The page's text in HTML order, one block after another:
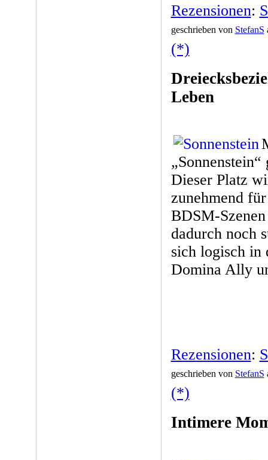
Rezensionen:
geschrieben von StefanS
(*)
Leben
Dieser Platz
zunehmend
BDSM-
dadurch noch
sich logisch in
Domina Ally
Rezensionen:
geschrieben von StefanS
(*)
Intimere